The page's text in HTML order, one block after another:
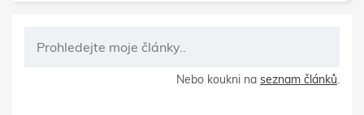
Nebo koukni na seznam článků.